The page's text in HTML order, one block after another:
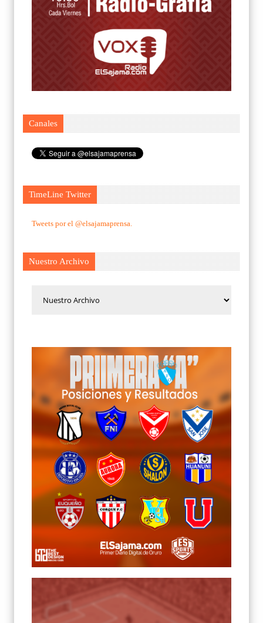
Canales
TimeLine Twitter
Tweets por el @elsajamaprensa.
Nuestro Archivo